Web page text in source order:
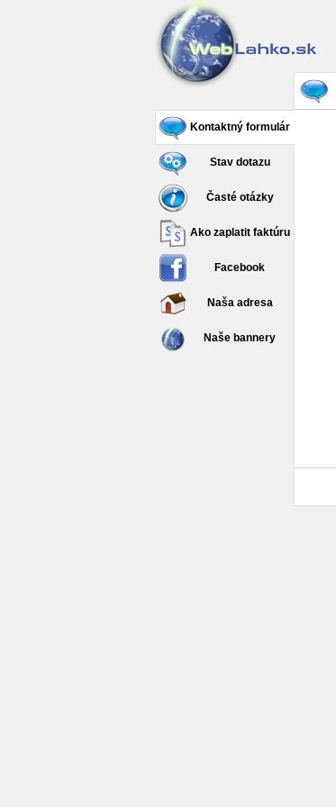
Kontaktný formulár
Stav dotazu
Časté otázky
Ako zaplatit faktúru
Facebook
Naša adresa
Naše bannery